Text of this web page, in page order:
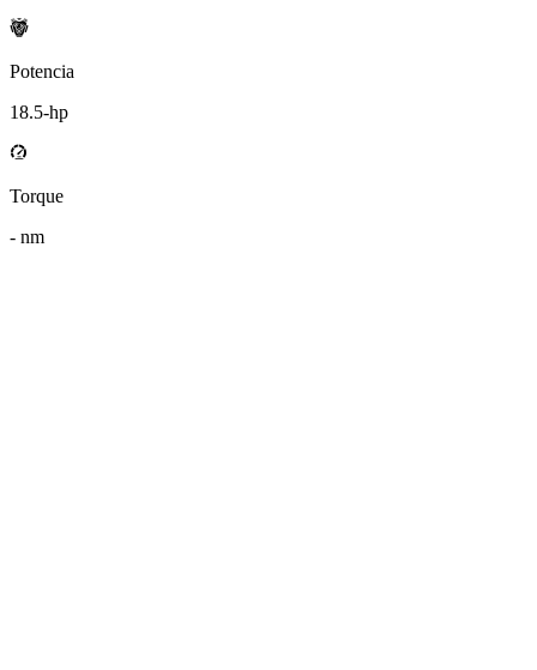
Potencia
18.5-hp
Torque
- nm